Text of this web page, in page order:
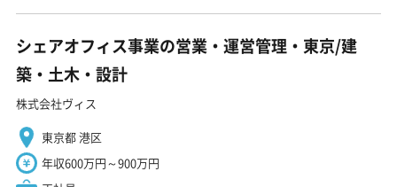
シェアオフィス事業の営業・運営管理・東京/建
築・土木・設計
株式会社ヴィス
東京都 港区
年収600万円～900万円